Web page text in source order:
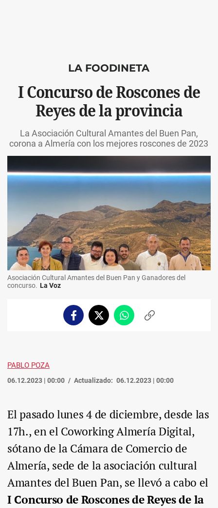
LA FOODINETA
I Concurso de Roscones de
Reyes de la provincia
La Asociación Cultural Amantes del Buen Pan,
corona a Almería con los mejores roscones de 2023
Asociación Cultural Amantes del Buen Pan y Ganadores del
concurso. La Voz
FacebookTwitterWhatsappCopiar
PABLO POZA
06.12.2023 | 00:00 Actualizado: 06.12.2023 | 00:00
El pasado lunes 4 de diciembre, desde las
17h., en el Coworking Almería Digital,
sótano de la Cámara de Comercio de
Almería, sede de la asociación cultural
Amantes del Buen Pan, se llevó a cabo el
I Concurso de Roscones de Reyes de la